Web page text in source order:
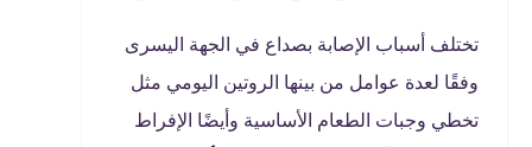
تختلف أسباب الإصابة بصداع في الجهة اليسرى
وفقًا لعدة عوامل من بينها الروتين اليومي مثل
تخطي وجبات الطعام الأساسية وأيضًا الإفراط